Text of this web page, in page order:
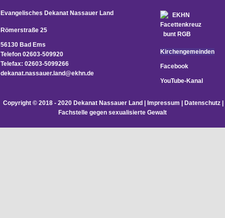
Evangelisches Dekanat Nassauer Land
Römerstraße 25
56130 Bad Ems
Telefon 02603-509920
Telefax: 02603-5099266
dekanat.nassauer.land@ekhn.de
Kirchengemeinden
Facebook
YouTube-Kanal
Copyright © 2018 - 2020 Dekanat Nassauer Land | Impressum | Datenschutz |
Fachstelle gegen sexualisierte Gewalt